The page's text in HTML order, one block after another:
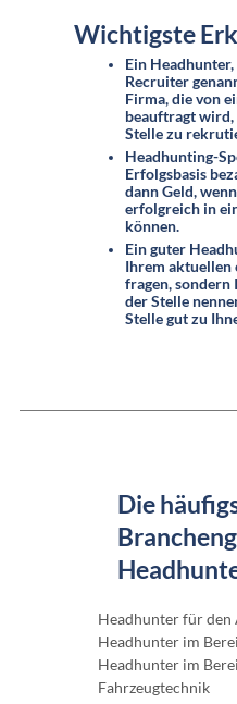
Wichtigste
Ein
Recruiter
Firma, die von
beauftragt wird,
Stelle zu
Headhunting-
Erfolgsbasis
dann Geld,
erfolgreich in
können.
Ein guter
Ihrem aktuellen
fragen, sondern
der Stelle
Stelle gut zu
Die
Headhunter für den
Headhunter im
Headhunter im
Fahrzeugtechnik